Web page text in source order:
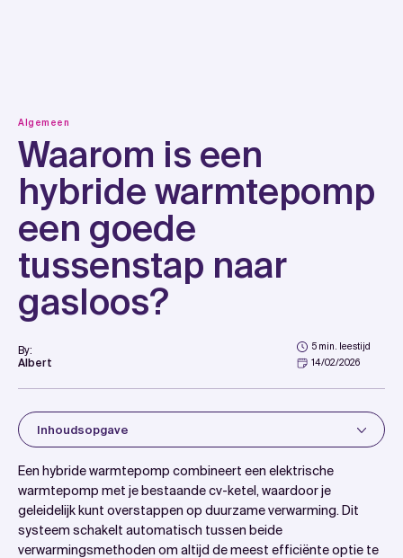
Algemeen
Waarom is een
hybride warmtepomp
een goede
tussenstap naar
gasloos?
By:
Albert
5 min. leestijd
14/02/2026
Inhoudsopgave
Wat is een hybride warmtepomp precies?
Waarom kiezen steeds meer mensen voor een
Een hybride warmtepomp combineert een elektrische
warmtepomp met je bestaande cv-ketel, waardoor je
geleidelijk kunt overstappen op duurzame verwarming. Dit
systeem schakelt automatisch tussen beide
verwarmingsmethoden om altijd de meest efficiënte optie te